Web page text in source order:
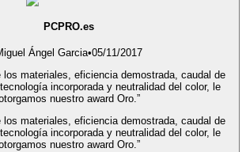
PCPRO.es
Ángel Garcia•05/11/2017
los materiales, eficiencia demostrada, caudal de
incorporada y neutralidad del color, le
nuestro award Oro.”
los materiales, eficiencia demostrada, caudal de
incorporada y neutralidad del color, le
nuestro award Oro.”